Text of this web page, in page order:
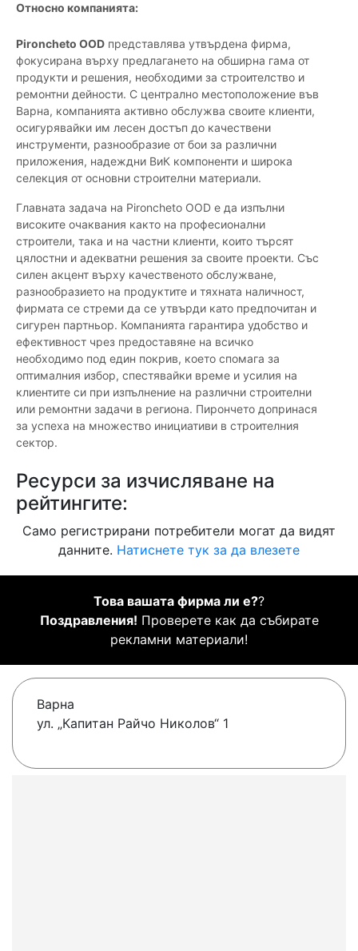
Относно компанията:
Pironcheto OOD представлява утвърдена фирма,
фокусирана върху предлагането на обширна гама от
продукти и решения, необходими за строителство и
ремонтни дейности. С централно местоположение във
Варна, компанията активно обслужва своите клиенти,
осигурявайки им лесен достъп до качествени
инструменти, разнообразие от бои за различни
приложения, надеждни ВиК компоненти и широка
селекция от основни строителни материали.
Главната задача на Pironcheto OOD е да изпълни
високите очаквания както на професионални
строители, така и на частни клиенти, които търсят
цялостни и адекватни решения за своите проекти. Със
силен акцент върху качественото обслужване,
разнообразието на продуктите и тяхната наличност,
фирмата се стреми да се утвърди като предпочитан и
сигурен партньор. Компанията гарантира удобство и
ефективност чрез предоставяне на всичко
необходимо под един покрив, което спомага за
оптималния избор, спестявайки време и усилия на
клиентите си при изпълнение на различни строителни
или ремонтни задачи в региона. Пирончето допринася
за успеха на множество инициативи в строителния
сектор.
Ресурси за изчисляване на
рейтингите:
Само регистрирани потребители могат да видят
данните. Натиснете тук за да влезете
Това вашата фирма ли е??
Поздравления! Проверете как да събирате
рекламни материали!
Варна
ул. „Капитан Райчо Николов“ 1